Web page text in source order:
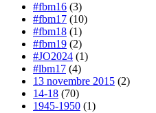
#fbm16 (3)
#fbm17 (10)
#fbm18 (1)
#fbm19 (2)
#JO2024 (1)
#lbm17 (4)
13 novembre 2015 (2)
14-18 (70)
1945-1950 (1)